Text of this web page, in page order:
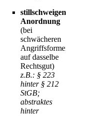
stillschweigender
Anordnung
(bei
schwächeren
Angriffsformen
auf dasselbe
Rechtsgut)
z.B.: § 223
hinter § 212
StGB;
abstraktes
hinter